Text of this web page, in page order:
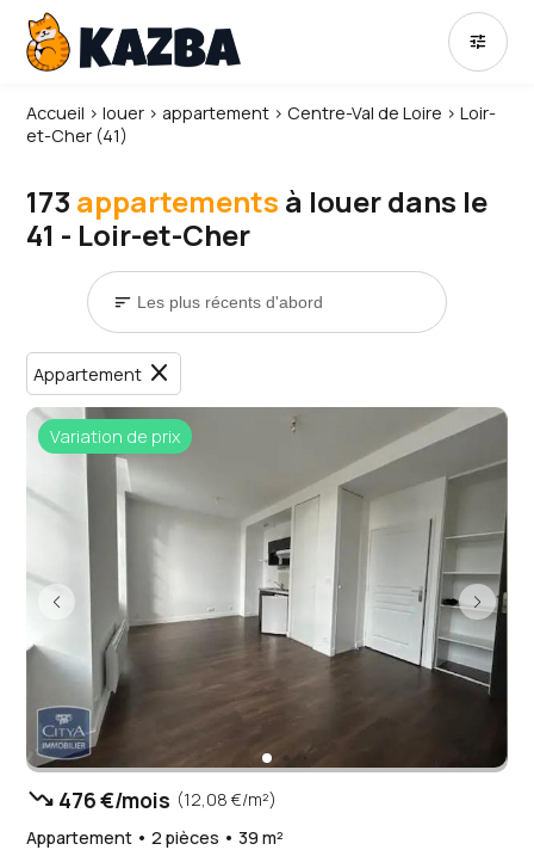
tune
Accueil ›louer › appartement ›Centre-Val de Loire ›Loir-
et-Cher (41)
173 appartements à louer dans le
41 - Loir-et-Cher
sort
Appartement close
Variation de prix
trending_down 476 €/mois (12,08 €/m²)
Appartement • 2 pièces • 39 m²